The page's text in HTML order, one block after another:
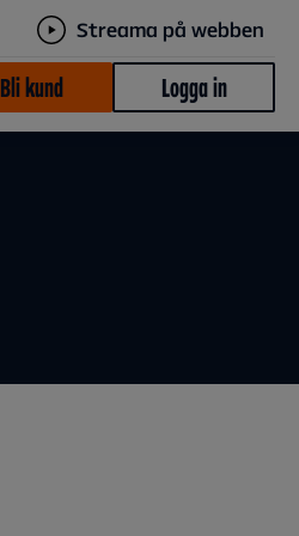
Streama på webben
Bli kund Logga in